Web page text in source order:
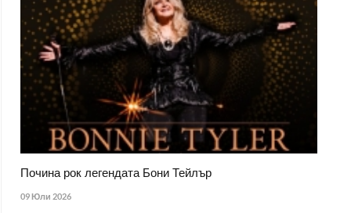
Почина рок легендата Бони Тейлър
09 Юли 2026